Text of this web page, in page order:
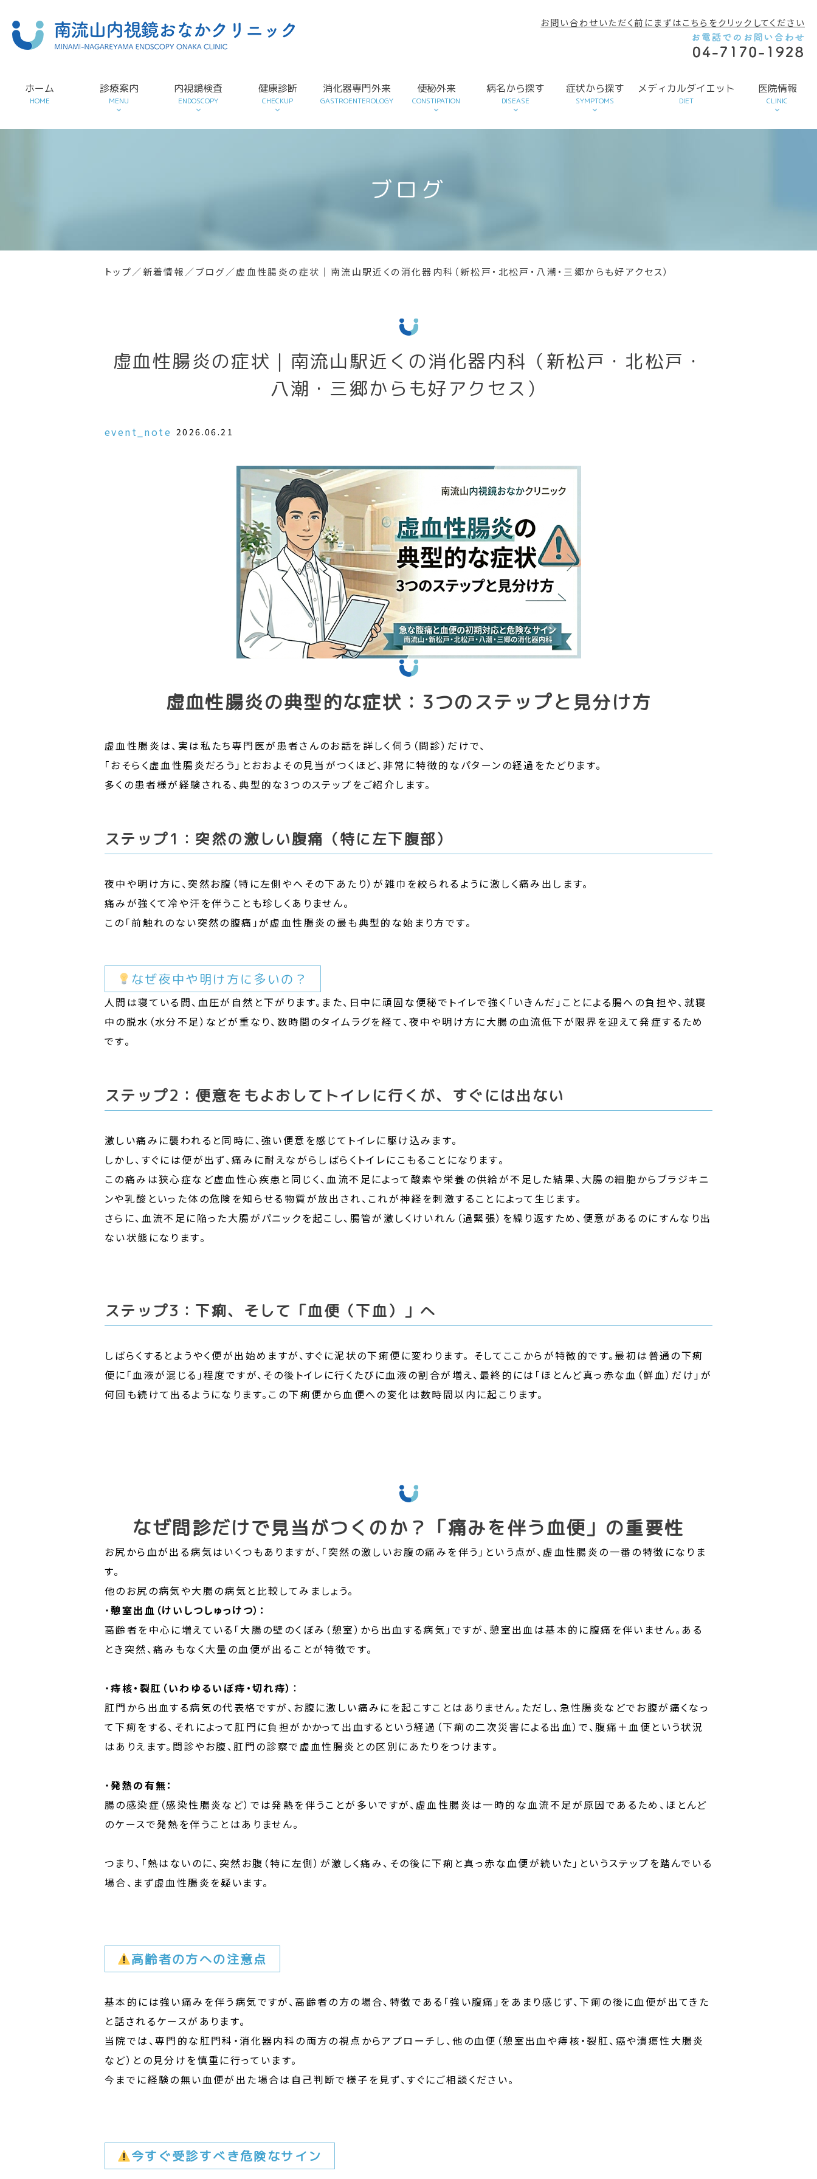
お問い合わせいただく前にまずはこちらをクリックしてください
ホーム
HOME
診療案内
MENU
内視鏡検査
ENDOSCOPY
健康診断
CHECKUP
消化器専門外来
GASTROENTEROLOGY
便秘外来
CONSTIPATION
病名から探す
DISEASE
症状から探す
SYMPTOMS
メディカルダイエット
DIET
医院情報
CLINIC
ブログ
トップ／新着情報 ／ブログ／虚血性腸炎の症状｜南流山駅近くの消化器内科（新松戸・北松戸・八潮・三郷からも好アクセス）
虚血性腸炎の症状｜南流山駅近くの消化器内科（新松戸・北松戸・
八潮・三郷からも好アクセス）
event_note 2026.06.21
虚血性腸炎の典型的な症状：3つのステップと見分け方
虚血性腸炎は、実は私たち専門医が患者さんのお話を詳しく伺う（問診）だけで、
「おそらく虚血性腸炎だろう」とおおよその見当がつくほど、非常に特徴的なパターンの経過をたどります。
多くの患者様が経験される、典型的な3つのステップをご紹介します。
ステップ1：突然の激しい腹痛（特に左下腹部）
夜中や明け方に、突然お腹（特に左側やへその下あたり）が雑巾を絞られるように激しく痛み出します。
痛みが強くて冷や汗を伴うことも珍しくありません。
この「前触れのない突然の腹痛」が虚血性腸炎の最も典型的な始まり方です。
なぜ夜中や明け方に多いの？
人間は寝ている間、血圧が自然と下がります。また、日中に頑固な便秘でトイレで強く「いきんだ」ことによる腸への負担や、就寝
中の脱水（水分不足）などが重なり、数時間のタイムラグを経て、夜中や明け方に大腸の血流低下が限界を迎えて発症するため
です。
ステップ2：便意をもよおしてトイレに行くが、すぐには出ない
激しい痛みに襲われると同時に、強い便意を感じてトイレに駆け込みます。
しかし、すぐには便が出ず、痛みに耐えながらしばらくトイレにこもることになります。
この痛みは狭心症など虚血性心疾患と同じく、血流不足によって酸素や栄養の供給が不足した結果、大腸の細胞からブラジキニ
ンや乳酸といった体の危険を知らせる物質が放出され、これが神経を刺激することによって生じます。
さらに、血流不足に陥った大腸がパニックを起こし、腸管が激しくけいれん（過緊張）を繰り返すため、便意があるのにすんなり出
ない状態になります。
ステップ3：下痢、そして「血便（下血）」へ
しばらくするとようやく便が出始めますが、すぐに泥状の下痢便に変わります。 そしてここからが特徴的です。最初は普通の下痢
便に「血液が混じる」程度ですが、その後トイレに行くたびに血液の割合が増え、最終的には「ほとんど真っ赤な血（鮮血）だけ」が
何回も続けて出るようになります。この下痢便から血便への変化は数時間以内に起こります。
なぜ問診だけで見当がつくのか？「痛みを伴う血便」の重要性
お尻から血が出る病気はいくつもありますが、「突然の激しいお腹の痛みを伴う」という点が、虚血性腸炎の一番の特徴になりま
す。
他のお尻の病気や大腸の病気と比較してみましょう。
・憩室出血（けいしつしゅっけつ）：
高齢者を中心に増えている「大腸の壁のくぼみ（憩室）から出血する病気」ですが、憩室出血は基本的に腹痛を伴いません。ある
とき突然、痛みもなく大量の血便が出ることが特徴です。
・痔核・裂肛（いわゆるいぼ痔・切れ痔） ：
肛門から出血する病気の代表格ですが、お腹に激しい痛みにを起こすことはありません。ただし、急性腸炎などでお腹が痛くなっ
て下痢をする、それによって肛門に負担がかかって出血するという経過（下痢の二次災害による出血）で、腹痛＋血便という状況
はありえます。問診やお腹、肛門の診察で虚血性腸炎との区別にあたりをつけます。
・発熱の有無：
腸の感染症（感染性腸炎など）では発熱を伴うことが多いですが、虚血性腸炎は一時的な血流不足が原因であるため、ほとんど
のケースで発熱を伴うことはありません。
つまり、「熱はないのに、突然お腹（特に左側）が激しく痛み、その後に下痢と真っ赤な血便が続いた」というステップを踏んでいる
場合、まず虚血性腸炎を疑います。
高齢者の方への注意点
基本的には強い痛みを伴う病気ですが、高齢者の方の場合、特徴である「強い腹痛」をあまり感じず、下痢の後に血便が出てきた
と話されるケースがあります。
当院では、専門的な肛門科・消化器内科の両方の視点からアプローチし、他の血便（憩室出血や痔核・裂肛、癌や潰瘍性大腸炎
など）との見分けを慎重に行っています。
今までに経験の無い血便が出た場合は自己判断で様子を見ず、すぐにご相談ください。
今すぐ受診すべき危険なサイン